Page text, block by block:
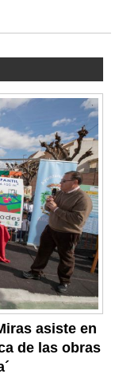
asiste en
de las obras